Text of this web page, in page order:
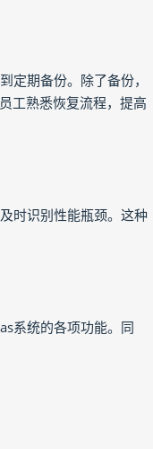
定期备份。除了备份，
工熟悉恢复流程，提高
时识别性能瓶颈。这种
系统的各项功能。同